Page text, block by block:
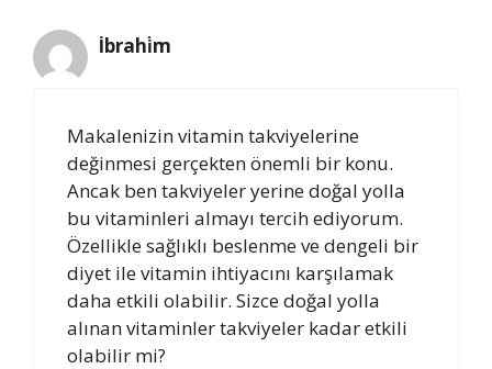
İbrahi̇m
Makalenizin vitamin takviyelerine
değinmesi gerçekten önemli bir konu.
Ancak ben takviyeler yerine doğal yolla
bu vitaminleri almayı tercih ediyorum.
Özellikle sağlıklı beslenme ve dengeli bir
diyet ile vitamin ihtiyacını karşılamak
daha etkili olabilir. Sizce doğal yolla
alınan vitaminler takviyeler kadar etkili
olabilir mi?